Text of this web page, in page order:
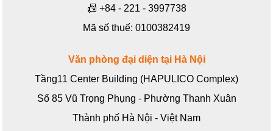
📠 +84 - 221 - 3997738
Mã số thuế: 0100382419
Văn phòng đại diện tại Hà Nội
Tầng11 Center Building (HAPULICO Complex)
Số 85 Vũ Trọng Phụng - Phường Thanh Xuân
Thành phố Hà Nội - Việt Nam